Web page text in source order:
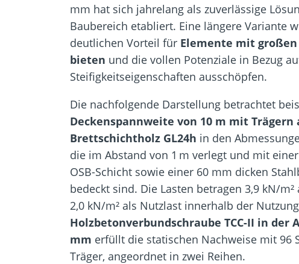
mm hat sich jahrelang als zuverlässige
Baubereich etabliert. Eine längere Variante
deutlichen Vorteil für Elemente mit
bieten und die vollen Potenziale in Bezug
Steifigkeitseigenschaften ausschöpfen.
Die nachfolgende Darstellung betrachtet
Deckenspannweite von 10 m mit Trägern
Brettschichtholz GL24h in den
die im Abstand von 1 m verlegt und mit
OSB-Schicht sowie einer 60 mm dicken
bedeckt sind. Die Lasten betragen 3,9 kN/
2,0 kN/m² als Nutzlast innerhalb der
Holzbetonverbundschraube TCC-II in der
mm erfüllt die statischen Nachweise mit 96
Träger, angeordnet in zwei Reihen.